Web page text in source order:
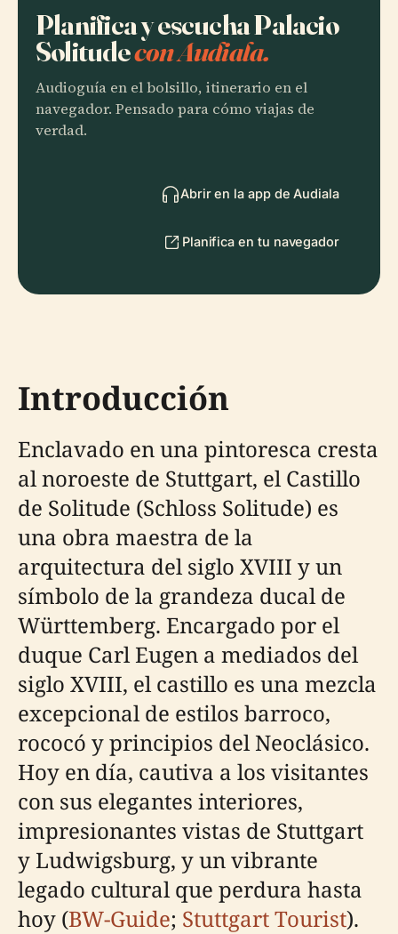
Planifica y escucha Palacio
Solitudecon Audiala.
Audioguía en el bolsillo, itinerario en el
navegador. Pensado para cómo viajas de
verdad.
Abrir en la app de Audiala
Planifica en tu navegador
Introducción
Enclavado en una pintoresca cresta
al noroeste de Stuttgart, el Castillo
de Solitude (Schloss Solitude) es
una obra maestra de la
arquitectura del siglo XVIII y un
símbolo de la grandeza ducal de
Württemberg. Encargado por el
duque Carl Eugen a mediados del
siglo XVIII, el castillo es una mezcla
excepcional de estilos barroco,
rococó y principios del Neoclásico.
Hoy en día, cautiva a los visitantes
con sus elegantes interiores,
impresionantes vistas de Stuttgart
y Ludwigsburg, y un vibrante
legado cultural que perdura hasta
hoy (BW-Guide; Stuttgart Tourist).